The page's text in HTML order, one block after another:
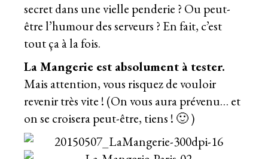
secret dans une vielle penderie ? Ou peut-
être l’humour des serveurs ? En fait, c’est
tout ça à la fois.
La Mangerie est absolument à tester.
Mais attention, vous risquez de vouloir
revenir très vite ! (On vous aura prévenu… et
on se croisera peut-être, tiens ! 🙂 )